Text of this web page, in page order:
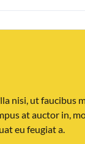
nisi, ut faucibus
at auctor in,
eu feugiat a.